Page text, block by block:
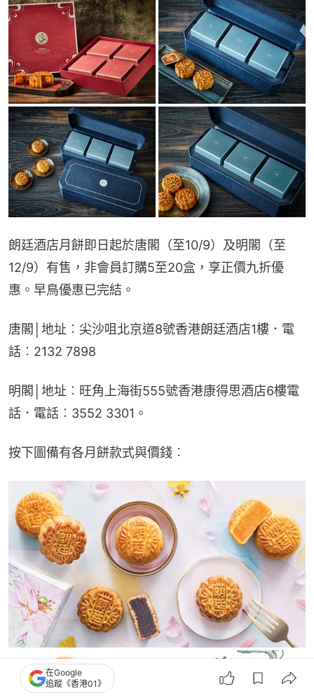
朗廷酒店月餅即日起於唐閣（至10/9）及明閣（至
12/9）有售，非會員訂購5至20盒，享正價九折優
惠。早鳥優惠已完結。
唐閣│地址︰尖沙咀北京道8號香港朗廷酒店1樓．電
話︰2132 7898
明閣│地址︰旺角上海街555號香港康得思酒店6樓電
話．電話︰3552 3301。
按下圖備有各月餅款式與價錢︰
在Google
追蹤《香港01》